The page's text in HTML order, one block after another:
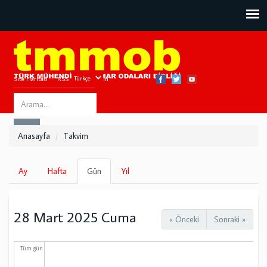
Site Haritası RSS Bize Ulaşın
Search
this
Anasayfa Takvim
Birincil
sekmeler
Ay Hafta Gün
sekme)
Yıl
« Önceki Sonraki »
28 Mart 2025 Cuma
Tüm gün